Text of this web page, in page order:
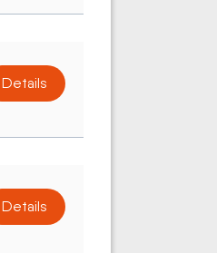
Details
Details